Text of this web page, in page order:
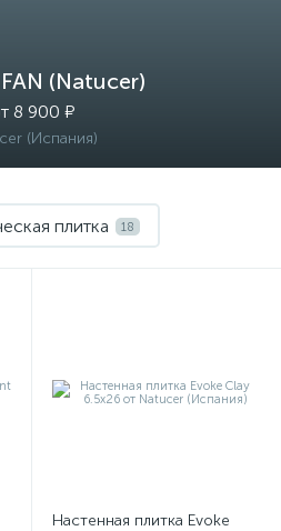
(Natucer)
8 900 ₽
(Испания)
плитка 18
Настенная плитка Evoke